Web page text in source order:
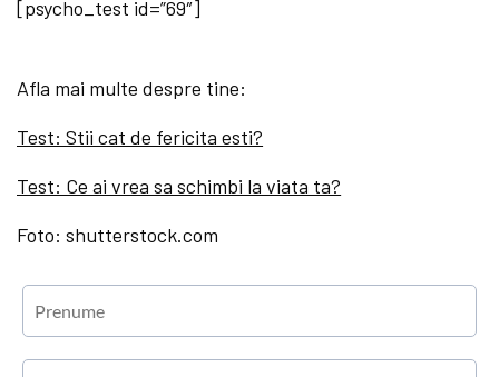
[psycho_test id=”69″]
Afla mai multe despre tine:
Test: Stii cat de fericita esti?
Test: Ce ai vrea sa schimbi la viata ta?
Foto: shutterstock.com